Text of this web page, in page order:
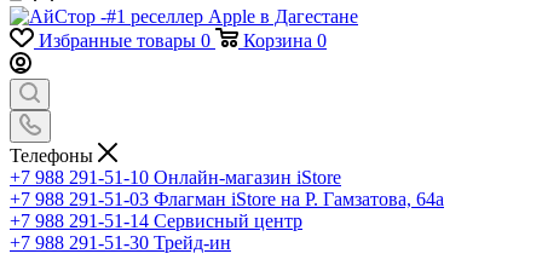
Избранные товары 0 Корзина 0
Телефоны
+7 988 291-51-10 Онлайн-магазин iStore
+7 988 291-51-03 Флагман iStore на Р. Гамзатова, 64а
+7 988 291-51-14 Сервисный центр
+7 988 291-51-30 Трейд-ин